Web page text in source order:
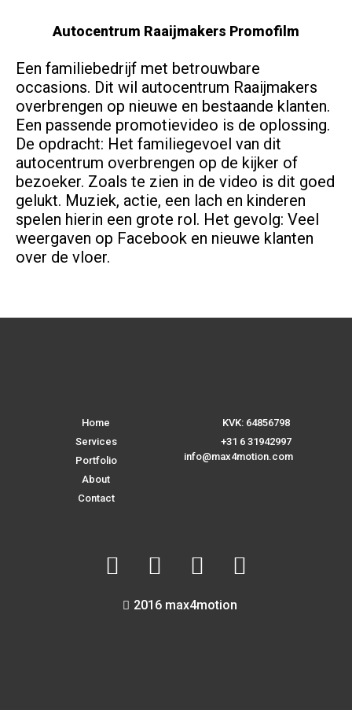
Autocentrum Raaijmakers Promofilm
Een familiebedrijf met betrouwbare
occasions. Dit wil autocentrum Raaijmakers
overbrengen op nieuwe en bestaande klanten.
Een passende promotievideo is de oplossing.
De opdracht: Het familiegevoel van dit
autocentrum overbrengen op de kijker of
bezoeker. Zoals te zien in de video is dit goed
gelukt. Muziek, actie, een lach en kinderen
spelen hierin een grote rol. Het gevolg: Veel
weergaven op Facebook en nieuwe klanten
over de vloer.
Home
Services
Portfolio
About
Contact
KVK: 64856798
+31 6 31942997
info@max4motion.com
2016 max4motion